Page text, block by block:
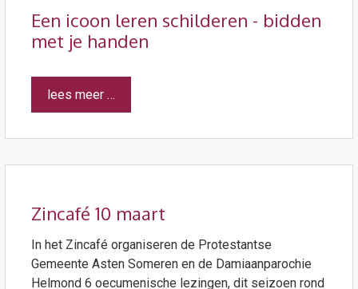
Een icoon leren schilderen - bidden
met je handen
lees meer …
Zincafé 10 maart
In het Zincafé organiseren de Protestantse
Gemeente Asten Someren en de Damiaanparochie
Helmond 6 oecumenische lezingen, dit seizoen rond